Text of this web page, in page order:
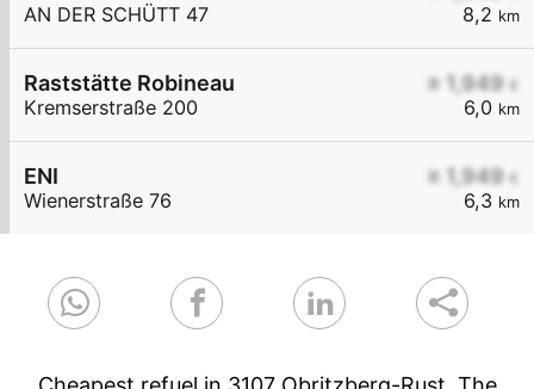
8,2 km
AN DER SCHÜTT 47
≥ 1,949 €
6,0 km
Raststätte Robineau
Kremserstraße 200
≥ 1,949 €
6,3 km
ENI
Wienerstraße 76